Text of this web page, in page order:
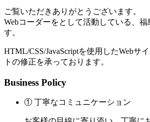
ご覧いただきありがとうございます。
Webコーダーをとして活動している、福
す。
HTML/CSS/JavaScriptを使用したWebサ
トの修正を承っております。
Business Policy
① 丁寧なコミュニケーション